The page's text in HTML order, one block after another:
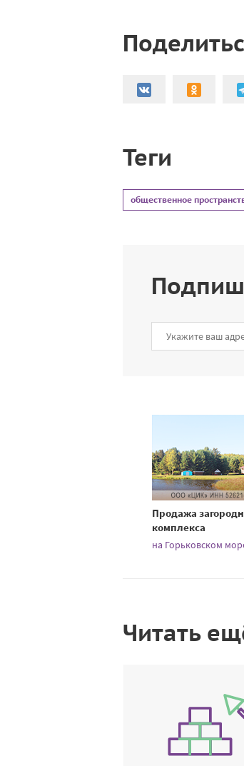
Теги
общественное
Продажа
комплекса
на Горьковском
Читать